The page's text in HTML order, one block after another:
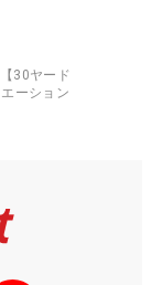
30ヤード
ーション